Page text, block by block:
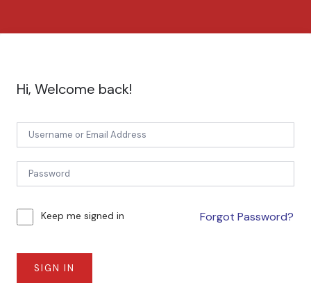
Hi, Welcome back!
Keep me signed in Forgot Password?
SIGN IN